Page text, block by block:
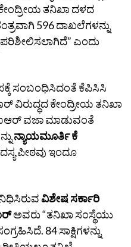
ತನಿಖಾ ದಳದ
596 ದಾಖಲೆಗಳನ್ನು
ಪರಿಶೀಲಿಸಲಾಗಿದೆ” ಎಂದು
ಸಂಬಂಧಿಸಿದಂತೆ ಕೆಪಿಸಿಸಿ
ವಿರುದ್ಧದ ಕೇಂದ್ರೀಯ ತನಿಖಾ
ವಜಾ ಮಾಡುವಂತೆ
ನ್ಯಾಯಮೂರ್ತಿ ಕೆ
ಪೀಠವು ಇಂದೂ
ವಿಶೇಷ ಸರ್ಕಾರಿ
ಅವರು “ತನಿಖಾ ಸಂಸ್ಥೆಯು
84 ಸಾಕ್ಷಿಗಳನ್ನು